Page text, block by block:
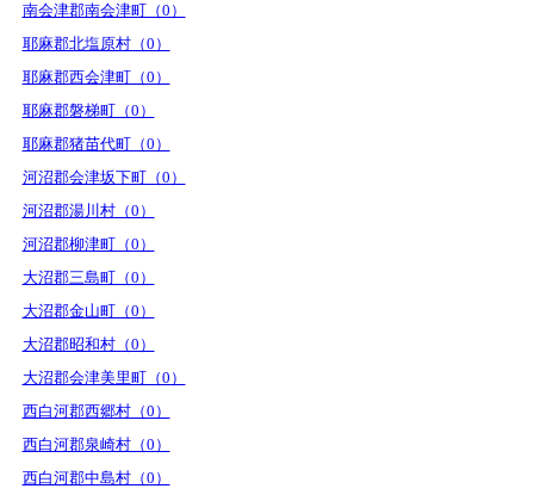
南会津郡南会津町（0）
耶麻郡北塩原村（0）
耶麻郡西会津町（0）
耶麻郡磐梯町（0）
耶麻郡猪苗代町（0）
河沼郡会津坂下町（0）
河沼郡湯川村（0）
河沼郡柳津町（0）
大沼郡三島町（0）
大沼郡金山町（0）
大沼郡昭和村（0）
大沼郡会津美里町（0）
西白河郡西郷村（0）
西白河郡泉崎村（0）
西白河郡中島村（0）